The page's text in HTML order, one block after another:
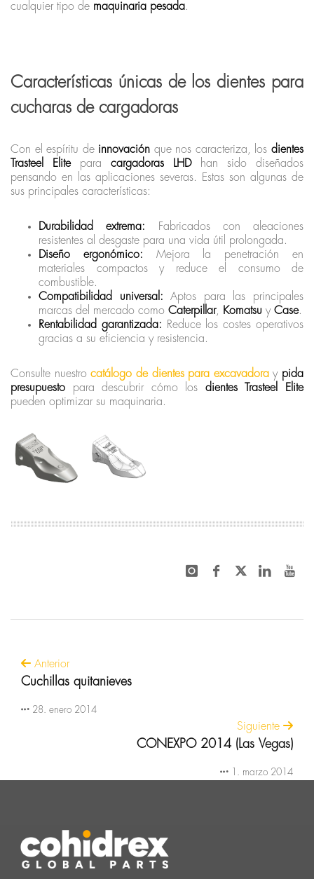
cualquier tipo de maquinaria pesada.
Características únicas de los dientes para
cucharas de cargadoras
Con el espíritu de innovación que nos caracteriza, losdientes
Trasteel Elitepara cargadoras LHDhan sido diseñados
pensando en las aplicaciones severas. Estas son algunas de
sus principales características:
Durabilidad extrema: Fabricados con aleaciones
resistentes al desgaste para una vida útil prolongada.
Diseño ergonómico: Mejora la penetración en
materiales compactos y reduce el consumo de
combustible.
Compatibilidad universal: Aptos para las principales
marcas del mercado como Caterpillar, Komatsu y Case.
Rentabilidad garantizada: Reduce los costes operativos
gracias a su eficiencia y resistencia.
Consulte nuestrocatálogo de dientes para excavadoray pida
presupuesto para descubrir cómo los dientes Trasteel Elite
pueden optimizar su maquinaria.
Anterior
Cuchillas quitanieves
28. enero 2014
Siguiente
CONEXPO 2014 (Las Vegas)
1. marzo 2014